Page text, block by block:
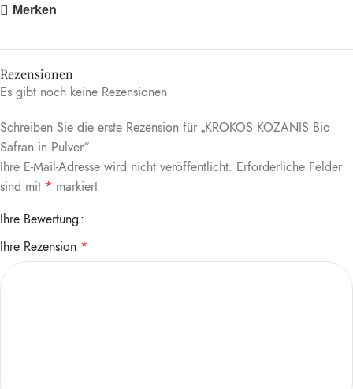
Merken
Rezensionen
Es gibt noch keine Rezensionen
Schreiben Sie die erste Rezension für „KROKOS KOZANIS Bio
Safran in Pulver“
Ihre E-Mail-Adresse wird nicht veröffentlicht. Erforderliche Felder
sind mit * markiert
Ihre Bewertung
Ihre Rezension *